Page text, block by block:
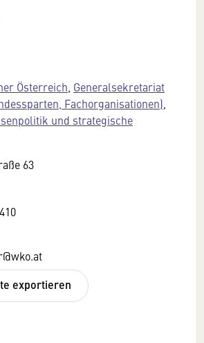
Österreich Generalsekretariat
Fachorganisationen)
und strategische
63
exportieren